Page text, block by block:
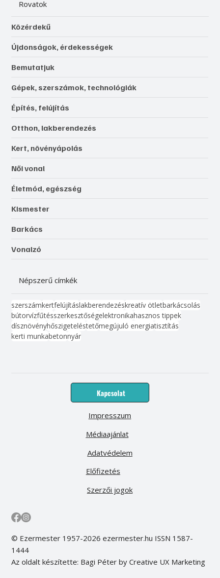
Rovatok
Közérdekű
Újdonságok, érdekességek
Bemutatjuk
Gépek, szerszámok, technológiák
Építés, felújítás
Otthon, lakberendezés
Kert, növényápolás
Női vonal
Életmód, egészség
Kismester
Barkács
Vonalzó
Népszerű címkék
szerszámkertfelújításlakberendezéskreatív ötletbarkácsolás
bútorvízfűtésszerkesztőségelektronikahasznos tippek
dísznövényhőszigeteléstetőmegújuló energiatisztítás
kerti munkabetonnyár
Kapcsolat
Médiaajánlat
Előfizetés
Impresszum
Adatvédelem
Szerzői jogok
© Ezermester 1957-2026 ezermester.hu ISSN 1587-
1444
Az oldalt készítette: Bagi Péter by Creative UX Marketing